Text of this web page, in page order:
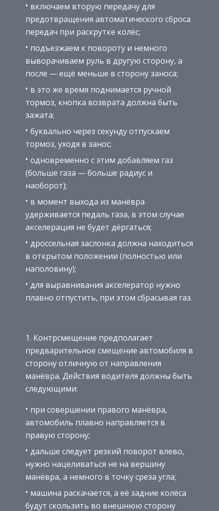
включаем вторую передачу для
предотвращения автоматического сброса
передач при раскрутке колёс;
подъезжаем к повороту и немного
выворачиваем руль в другую сторону, а
после — ещё меньше в сторону заноса;
в это же время поднимается ручной
тормоз, кнопка возврата должна быть
зажата;
буквально через секунду отпускаем
тормоз, уходя в занос;
одновременно с этим добавляем газ
(больше газа — больше радиус и
наоборот);
в момент выхода из манёвра
удерживается педаль газа, в этом случае
акселерация не будет дёргаться;
дроссельная заслонка должна находиться
в открытом положении (полностью или
наполовину);
для выравнивания акселератор нужно
плавно отпустить, при этом сбрасывая газ.
Контрсмещение предполагает
предварительное смещение автомобиля в
сторону отличную от направления
манёвра. Действия водителя должны быть
следующими:
при совершении правого манёвра,
автомобиль плавно направляется в
правую сторону;
дальше следует резкий поворот влево,
нужно нацеливаться не на вершину
манёвра, а немного в точку среза угла;
машина раскачается, а её задние колёса
будут скользить во внешнюю сторону